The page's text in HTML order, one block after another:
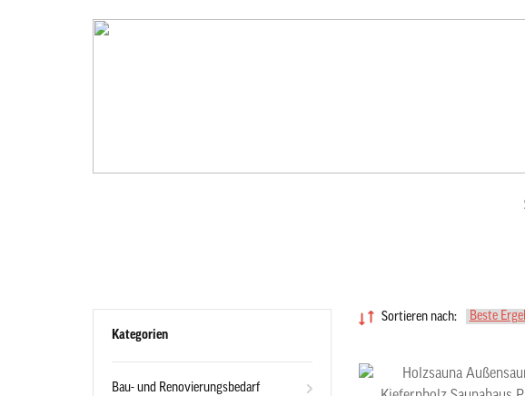
Kategorien
Bau- und Renovierungsbedarf
Sortieren nach: